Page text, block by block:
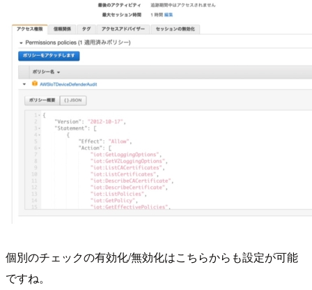
個別のチェックの有効化/無効化はこちらからも設定が可能
ですね。